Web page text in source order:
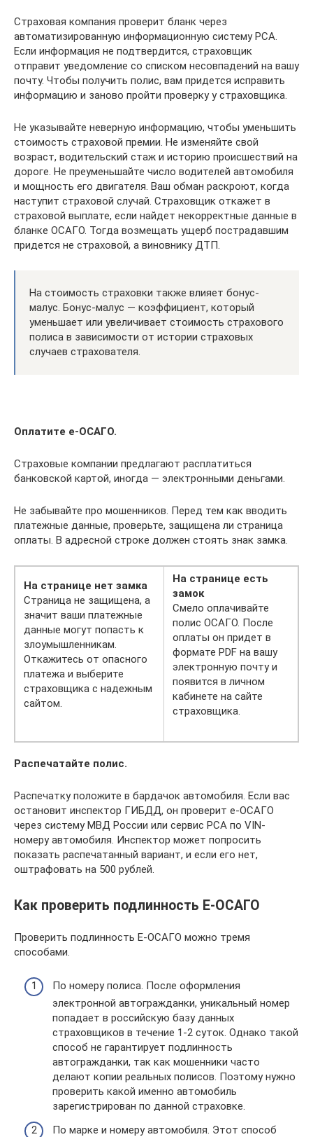
Страховая компания проверит бланк через
автоматизированную информационную систему РСА.
Если информация не подтвердится, страховщик
отправит уведомление со списком несовпадений на вашу
почту. Чтобы получить полис, вам придется исправить
информацию и заново пройти проверку у страховщика.
Не указывайте неверную информацию, чтобы уменьшить
стоимость страховой премии. Не изменяйте свой
возраст, водительский стаж и историю происшествий на
дороге. Не преуменьшайте число водителей автомобиля
и мощность его двигателя. Ваш обман раскроют, когда
наступит страховой случай. Страховщик откажет в
страховой выплате, если найдет некорректные данные в
бланке ОСАГО. Тогда возмещать ущерб пострадавшим
придется не страховой, а виновнику ДТП.
На стоимость страховки также влияет бонус-
малус. Бонус-малус — коэффициент, который
уменьшает или увеличивает стоимость страхового
полиса в зависимости от истории страховых
случаев страхователя.
Оплатите e-ОСАГО.
Страховые компании предлагают расплатиться
банковской картой, иногда — электронными деньгами.
Не забывайте про мошенников. Перед тем как вводить
платежные данные, проверьте, защищена ли страница
оплаты. В адресной строке должен стоять знак замка.
На странице нет замка
Страница не защищена, а
значит ваши платежные
данные могут попасть к
злоумышленникам.
Откажитесь от опасного
платежа и выберите
страховщика с надежным
сайтом.
На странице есть
замок
Смело оплачивайте
полис ОСАГО. После
оплаты он придет в
формате PDF на вашу
электронную почту и
появится в личном
кабинете на сайте
страховщика.
Распечатайте полис.
Распечатку положите в бардачок автомобиля. Если вас
остановит инспектор ГИБДД, он проверит e-ОСАГО
через систему МВД России или сервис РСА по VIN-
номеру автомобиля. Инспектор может попросить
показать распечатанный вариант, и если его нет,
оштрафовать на 500 рублей.
Как проверить подлинность Е-ОСАГО
Проверить подлинность Е-ОСАГО можно тремя
способами.
По номеру полиса. После оформления
электронной автогражданки, уникальный номер
попадает в российскую базу данных
страховщиков в течение 1-2 суток. Однако такой
способ не гарантирует подлинность
автогражданки, так как мошенники часто
делают копии реальных полисов. Поэтому нужно
проверить какой именно автомобиль
зарегистрирован по данной страховке.
По марке и номеру автомобиля. Этот способ